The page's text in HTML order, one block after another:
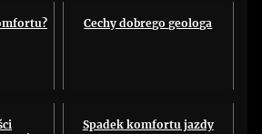
Cechy dobrego geologa
Spadek komfortu jazdy